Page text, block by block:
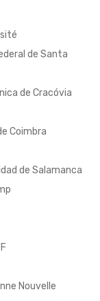
de Santa
de Cracóvia
Coimbra
de Salamanca
Nouvelle